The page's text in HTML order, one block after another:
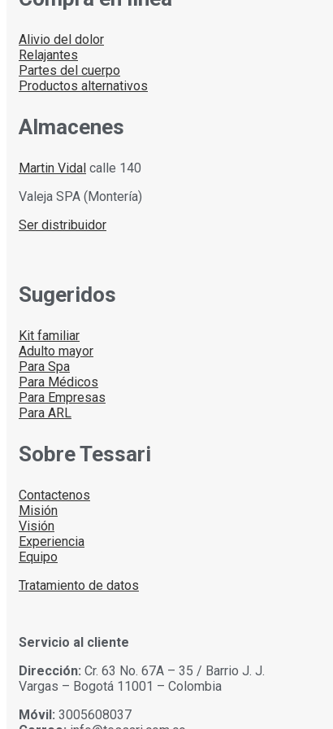
Alivio del dolor
Relajantes
Partes del cuerpo
Productos alternativos
Almacenes
Martin Vidal calle 140
Valeja SPA (Montería)
Ser distribuidor
Sugeridos
Kit familiar
Adulto mayor
Para Spa
Para Médicos
Para Empresas
Para ARL
Sobre Tessari
Contactenos
Misión
Visión
Experiencia
Equipo
Tratamiento de datos
Servicio al cliente
Dirección: Cr. 63 No. 67A – 35 / Barrio J. J.
Vargas – Bogotá 11001 – Colombia
Móvil: 3005608037